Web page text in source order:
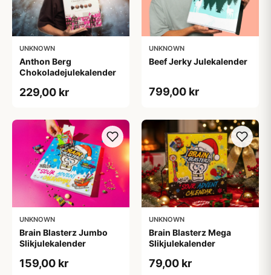
UNKNOWN
Anthon Berg
Chokoladejulekalender
229,00 kr
UNKNOWN
Beef Jerky Julekalender
799,00 kr
UNKNOWN
Brain Blasterz Jumbo
Slikjulekalender
159,00 kr
UNKNOWN
Brain Blasterz Mega
Slikjulekalender
79,00 kr